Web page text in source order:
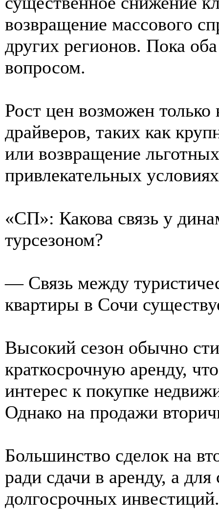
возвращение массового
других регионов. Пока
вопросом.
Рост цен возможен
драйверов, таких как
или возвращение
привлекательных
«СП»: Какова связь у
турсезоном?
— Связь между
квартиры в Сочи
Высокий сезон обычно
краткосрочную аренду,
интерес к покупке
Однако на продажи
Большинство сделок на
ради сдачи в аренду, а
долгосрочных инвестиций.